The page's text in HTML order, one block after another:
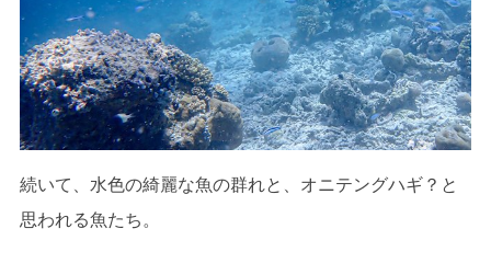
続いて、水色の綺麗な魚の群れと、オニテングハギ？と
思われる魚たち。